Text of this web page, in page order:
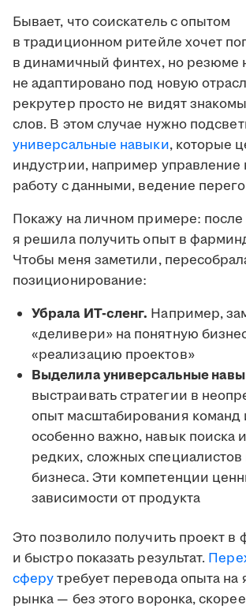
Бывает, что соискатель с опытом
в традиционном ритейле хочет
в динамичный финтех, но резюме
не адаптировано под новую
рекрутер просто не видят
слов. В этом случае нужно
универсальные навыки, которые
индустрии, например управление
работу с данными, ведение
Покажу на личном примере: после
я решила получить опыт в
Чтобы меня заметили,
позиционирование:
Убрала ИТ-сленг. Например,
«деливери» на понятную
«реализацию проектов»
Выделила универсальные
выстраивать стратегии в
опыт масштабирования команд
особенно важно, навык поиска
редких, сложных специалистов
бизнеса. Эти компетенции
зависимости от продукта
Это позволило получить проект в
и быстро показать результат.
сферутребует перевода опыта на
рынка — без этого воронка,